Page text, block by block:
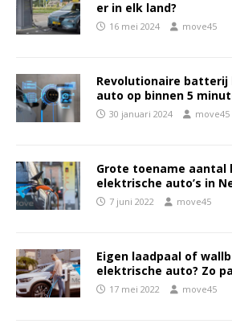
er in elk land?
16 mei 2024 move45
Revolutionaire
auto op binnen 5
30 januari 2024 move45
Grote toename aantal
elektrische auto’s in
7 juni 2022 move45
Eigen laadpaal of
elektrische auto? Zo
17 mei 2022 move45